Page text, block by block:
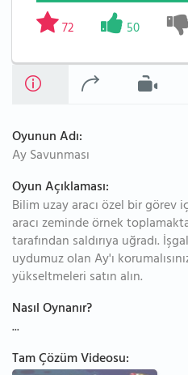
72 50
Oyunun Adı:
Ay Savunması
Oyun Açıklaması:
Bilim uzay aracı özel bir görev
aracı zeminde örnek
tarafından saldırıya uğradı.
uydumuz olan Ay'ı
yükseltmeleri satın alın.
Nasıl Oynanır?
...
Tam Çözüm Videosu: